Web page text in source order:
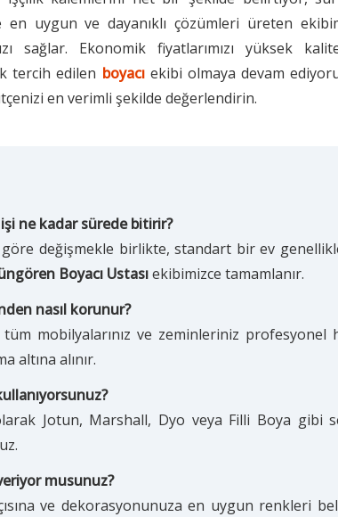
uygun ve dayanıklı çözümleri üreten
sağlar. Ekonomik fiyatlarımızı yüksek
tercih edilen boyacıekibi olmaya devam
en verimli şekilde değerlendirin.
ne kadar sürede bitirir?
değişmekle birlikte, standart bir ev
Boyacı Ustasıekibimizce tamamlanır.
nasıl korunur?
mobilyalarınız ve zeminleriniz profesyonel
altına alınır.
Jotun, Marshall, Dyo veya Filli Boya gibi
musunuz?
ve dekorasyonunuza en uygun renkleri